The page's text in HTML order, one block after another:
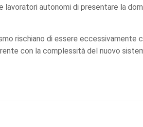
autonomi di presentare la
rischiano di essere eccessivamente
con la complessità del nuovo